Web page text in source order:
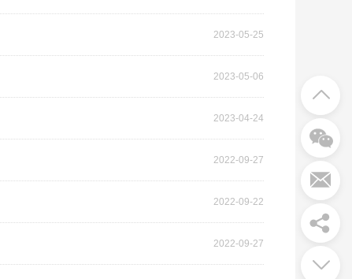
2023-05-25
2023-05-06
2023-04-24
2022-09-27
2022-09-22
2022-09-27